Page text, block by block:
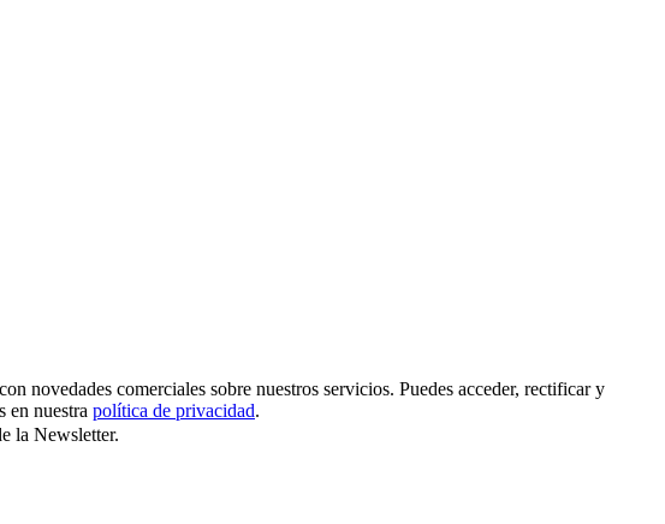
novedades comerciales sobre nuestros servicios. Puedes acceder, rectificar y
en nuestra política de privacidad.
la Newsletter.